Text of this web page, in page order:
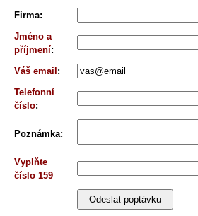
Firma:
Jméno a
příjmení:
Váš email :
Telefonní
číslo:
Poznámka:
Vyplňte
číslo 159